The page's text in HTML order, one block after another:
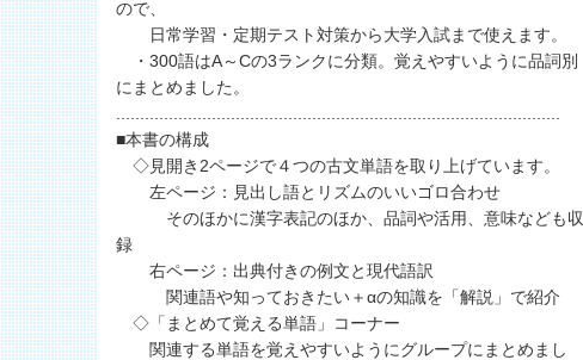
ので、
日常学習・定期テスト対策から大学入試まで使えます。
・300語はA～Cの3ランクに分類。覚えやすいように品詞別
にまとめました。
■本書の構成
◇見開き2ページで４つの古文単語を取り上げています。
左ページ：見出し語とリズムのいいゴロ合わせ
そのほかに漢字表記のほか、品詞や活用、意味なども収
録
右ページ：出典付きの例文と現代語訳
関連語や知っておきたい＋αの知識を「解説」で紹介
◇「まとめて覚える単語」コーナー
関連する単語を覚えやすいようにグループにまとめまし